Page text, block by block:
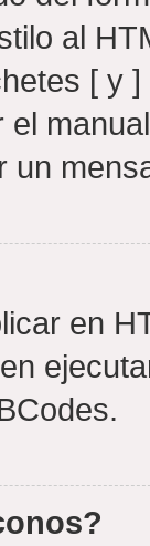
al
[ y
un
en